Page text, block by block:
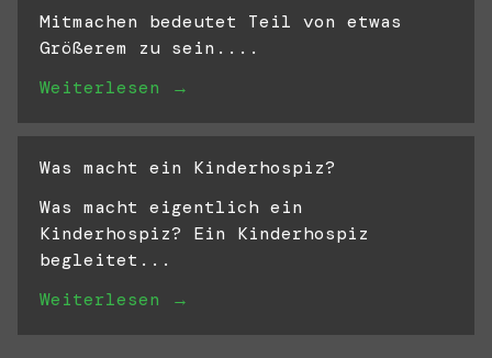
Mitmachen bedeutet Teil von etwas
Größerem zu sein....
Weiterlesen →
Was macht ein Kinderhospiz?
Was macht eigentlich ein
Kinderhospiz? Ein Kinderhospiz
begleitet...
Weiterlesen →